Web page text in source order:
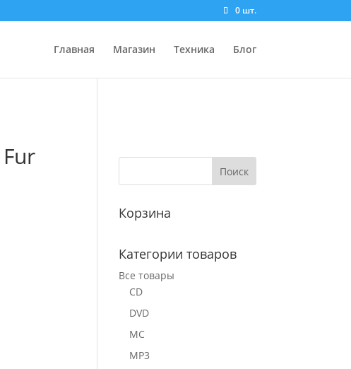
0 шт.
Главная Магазин Техника Блог
Корзина
Категории товаров
Все товары
CD
DVD
MC
MP3